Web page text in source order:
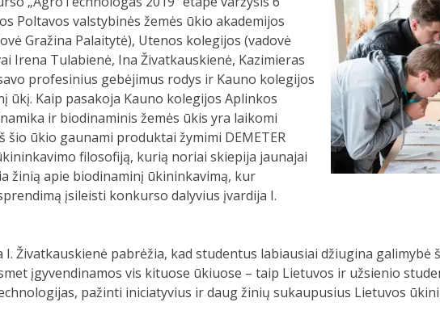
Poltavos valstybinės žemės ūkio akademijos
Gražina Palaitytė), Utenos kolegijos (vadovė
Irena Tulabienė, Ina Živatkauskienė, Kazimieras
profesinius gebėjimus rodys ir Kauno kolegijos
ūkį. Kaip pasakoja Kauno kolegijos Aplinkos
ir biodinaminis žemės ūkis yra laikomi
ūkio gaunami produktai žymimi DEMETER
filosofiją, kurią noriai skiepija jaunajai
žinią apie biodinaminį ūkininkavimą, kur
įsileisti konkurso dalyvius įvardija I.
Živatkauskienė pabrėžia, kad studentus labiausiai džiugina
įgyvendinamos vis kituose ūkiuose – taip Lietuvos ir užsienio
pažinti iniciatyvius ir daug žinių sukaupusius Lietuvos